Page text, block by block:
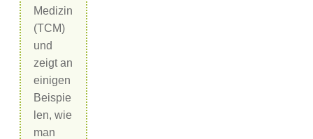
Medizin
(TCM)
und
zeigt an
einigen
Beispie
len, wie
man